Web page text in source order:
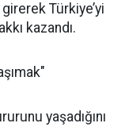
Türkiye’yi
kazandı.
yaşadığını